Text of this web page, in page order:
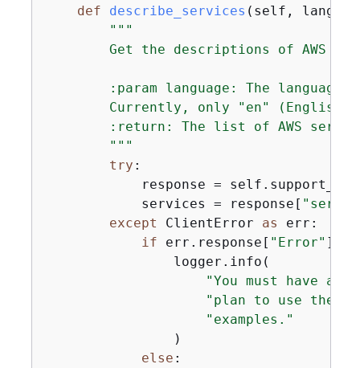
def describe_services ( self,
"""
Get the descriptions of AWS
:param language: The language
Currently, only "en" (English)
:return: The list of AWS
        """
try :
response =
            services = response[
except ClientError as err:
if err.response[ "Error" ][
                logger.info(
"You must have a
"plan to use the
"examples."
                )
else :